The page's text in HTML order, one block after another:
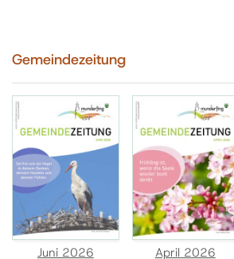
Gemeindezeitung
Juni 2026 April 2026